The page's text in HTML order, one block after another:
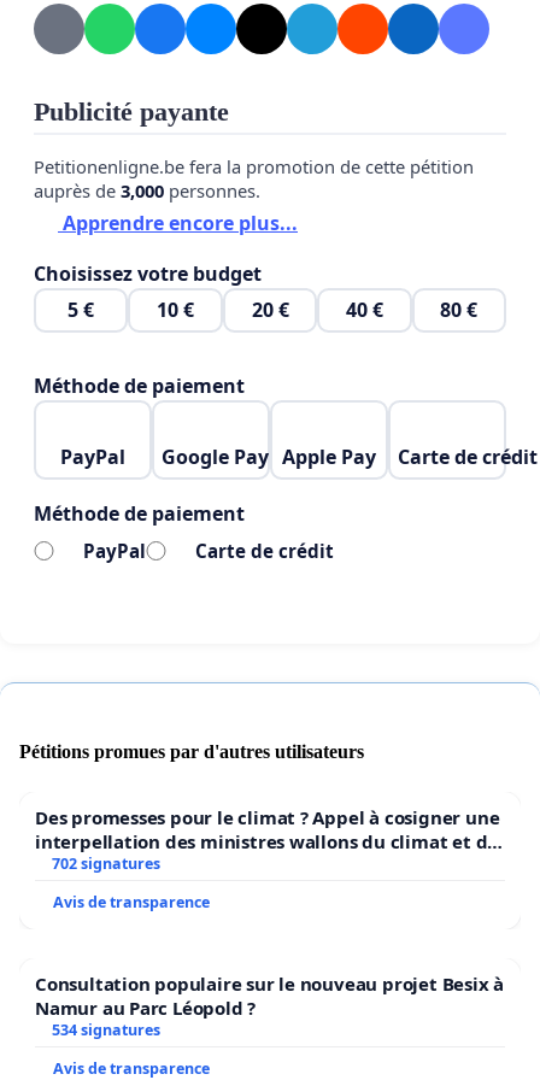
monsieur Legault, à quoi peuvent donc servir vos
mesures qui n’ont plus de sanitaire que le nom ?
mènera assurément vers une catastrophe
comme l’Espagne, comme l’Angleterre, comme le
Danemark, comme la Suède, comme l’Irlande,
plusieurs états Américains et comme plusieurs
pays Africains : levons toutes les mesures
Monsieur Legault,
Contrairement à ce que vous pensez, nous ne
sommes pas des chiens
droit de vivre dans une société juste, égalitaire et
démocratique. Mais en imposant votre odieuse
politique de triage humain dans nos commerces,
non seulement vous créez une dangereuse brèche
dans la Charte des droits et libertés, mais en plus,
d’inquisiteurs de vos délires paranoïaques de petit
roitelet provincial courroucé. Contrairement à vous
et à votre équipe ministérielle, nous ne sommes
Publicité payante
Petitionenligne.be fera la promotion de cette pétition
auprès de 3,000 personnes.
Apprendre encore plus...
Choisissez votre budget
5 €
10 € 20 € 40 € 80 €
Méthode de paiement
PayPal Google Pay Apple Pay Carte de crédit
Méthode de paiement
PayPal Carte de crédit
Pétitions promues par d'autres utilisateurs
Des promesses pour le climat ? Appel à cosigner une
interpellation des ministres wallons du climat et de
l’environnement.
702 signatures
Avis de transparence
Consultation populaire sur le nouveau projet Besix à
Namur au Parc Léopold ?
534 signatures
Avis de transparence